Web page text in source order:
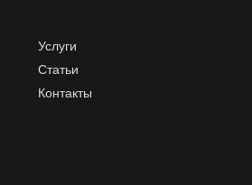
Услуги
Статьи
Контакты